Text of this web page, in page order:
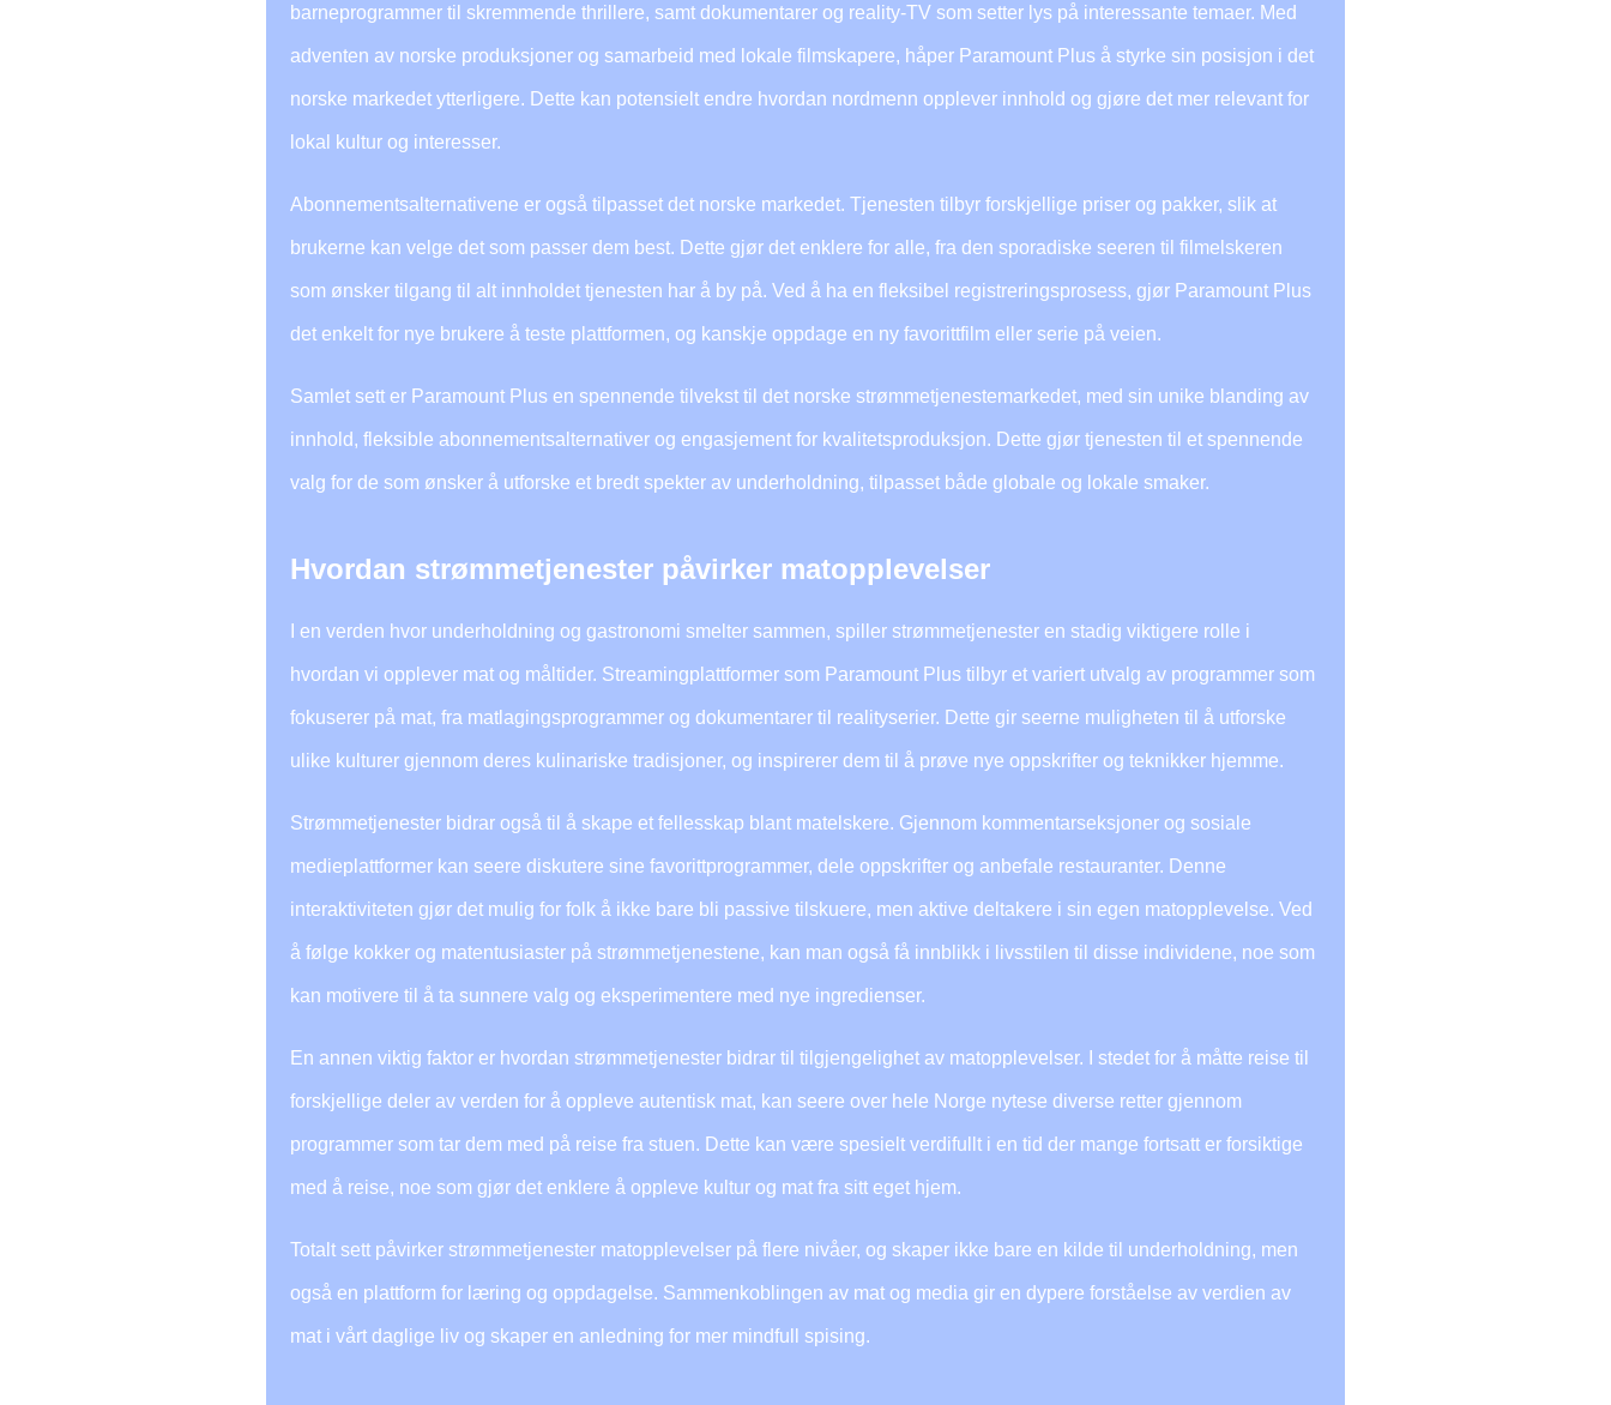
barneprogrammer til skremmende thrillere, samt dokumentarer og reality-TV som setter lys på interessante temaer. Med
adventen av norske produksjoner og samarbeid med lokale filmskapere, håper Paramount Plus å styrke sin posisjon i det
norske markedet ytterligere. Dette kan potensielt endre hvordan nordmenn opplever innhold og gjøre det mer relevant for
lokal kultur og interesser.
Abonnementsalternativene er også tilpasset det norske markedet. Tjenesten tilbyr forskjellige priser og pakker, slik at
brukerne kan velge det som passer dem best. Dette gjør det enklere for alle, fra den sporadiske seeren til filmelskeren
som ønsker tilgang til alt innholdet tjenesten har å by på. Ved å ha en fleksibel registreringsprosess, gjør Paramount Plus
det enkelt for nye brukere å teste plattformen, og kanskje oppdage en ny favorittfilm eller serie på veien.
Samlet sett er Paramount Plus en spennende tilvekst til det norske strømmetjenestemarkedet, med sin unike blanding av
innhold, fleksible abonnementsalternativer og engasjement for kvalitetsproduksjon. Dette gjør tjenesten til et spennende
valg for de som ønsker å utforske et bredt spekter av underholdning, tilpasset både globale og lokale smaker.
Hvordan strømmetjenester påvirker matopplevelser
I en verden hvor underholdning og gastronomi smelter sammen, spiller strømmetjenester en stadig viktigere rolle i
hvordan vi opplever mat og måltider. Streamingplattformer som Paramount Plus tilbyr et variert utvalg av programmer som
fokuserer på mat, fra matlagingsprogrammer og dokumentarer til realityserier. Dette gir seerne muligheten til å utforske
ulike kulturer gjennom deres kulinariske tradisjoner, og inspirerer dem til å prøve nye oppskrifter og teknikker hjemme.
Strømmetjenester bidrar også til å skape et fellesskap blant matelskere. Gjennom kommentarseksjoner og sosiale
medieplattformer kan seere diskutere sine favorittprogrammer, dele oppskrifter og anbefale restauranter. Denne
interaktiviteten gjør det mulig for folk å ikke bare bli passive tilskuere, men aktive deltakere i sin egen matopplevelse. Ved
å følge kokker og matentusiaster på strømmetjenestene, kan man også få innblikk i livsstilen til disse individene, noe som
kan motivere til å ta sunnere valg og eksperimentere med nye ingredienser.
En annen viktig faktor er hvordan strømmetjenester bidrar til tilgjengelighet av matopplevelser. I stedet for å måtte reise til
forskjellige deler av verden for å oppleve autentisk mat, kan seere over hele Norge nytese diverse retter gjennom
programmer som tar dem med på reise fra stuen. Dette kan være spesielt verdifullt i en tid der mange fortsatt er forsiktige
med å reise, noe som gjør det enklere å oppleve kultur og mat fra sitt eget hjem.
Totalt sett påvirker strømmetjenester matopplevelser på flere nivåer, og skaper ikke bare en kilde til underholdning, men
også en plattform for læring og oppdagelse. Sammenkoblingen av mat og media gir en dypere forståelse av verdien av
mat i vårt daglige liv og skaper en anledning for mer mindfull spising.